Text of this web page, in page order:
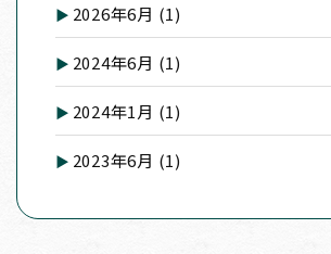
2026年6月 (1)
2024年6月 (1)
2024年1月 (1)
2023年6月 (1)